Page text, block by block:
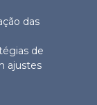
das
de
ajustes